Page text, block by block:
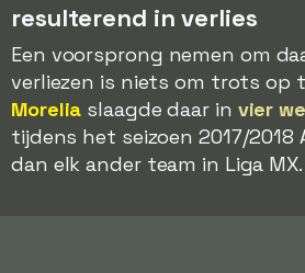
resulterend in verlies
Een voorsprong nemen om
verliezen is niets om trots op
Morelia slaagde daar in vier
tijdens het seizoen 2017/2018
dan elk ander team in Liga MX.